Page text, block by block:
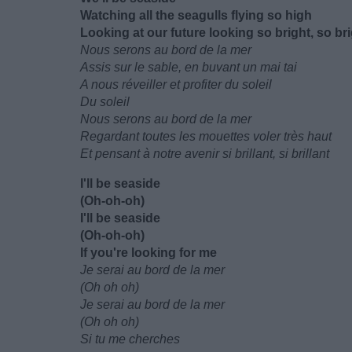
Watching all the seagulls flying so high
Looking at our future looking so bright, so
Nous serons au bord de la mer
Assis sur le sable, en buvant un mai tai
A nous réveiller et profiter du soleil
Du soleil
Nous serons au bord de la mer
Regardant toutes les mouettes voler très haut
Et pensant à notre avenir si brillant, si brillant
I'll be seaside
(Oh-oh-oh)
I'll be seaside
(Oh-oh-oh)
If you're looking for me
Je serai au bord de la mer
(Oh oh oh)
Je serai au bord de la mer
(Oh oh oh)
Si tu me cherches